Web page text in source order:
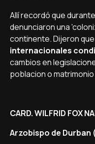
Allí­ recordó que
denunciaron una
continente. Dijeron
internacionales
cambios en
poblacion o
CARD. WILFRID FOX
Arzobispo de Durban